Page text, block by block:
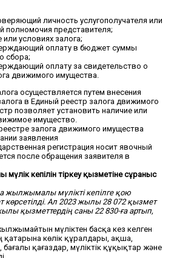
личность услугополучателя или
представителя;
условиях залога;
оплату в бюджет суммы
сбора;
оплату за свидетельство о
движимого имущества.
осуществляется путем внесения
в Единый реестр залога движимого
позволяет установить наличие или
имущество.
залога движимого имущества
заявления
регистрация носит явочный
после обращения заявителя в
кепілін тіркеу қызметіне сұраныс
жылжымалы мүлікті кепілге қою
Ал 2023 жылы 28 072 қызмет
қызметтердің саны 22 830-ға артып,
мүліктен басқа кез келген
көлік құралдары, ақша,
қағаздар, мүліктік құқықтар және